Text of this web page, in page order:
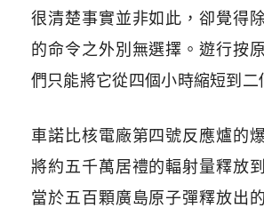
很清楚事實並非如此，卻覺得
的命令之外別無選擇。遊行按
們只能將它從四個小時縮短到二
車諾比核電廠第四號反應爐的
將約五千萬居禮的輻射量釋放
當於五百顆廣島原子彈釋放出